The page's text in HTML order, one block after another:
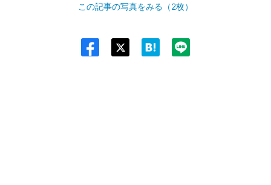
この記事の写真をみる（2枚）